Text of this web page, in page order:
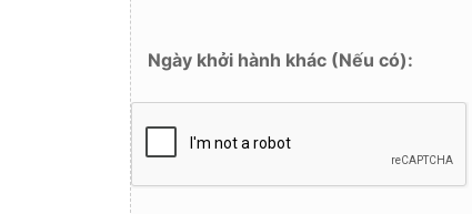
Ngày khởi hành khác (Nếu có):